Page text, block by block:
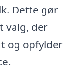
Dette gør
valg, der
og opfylder